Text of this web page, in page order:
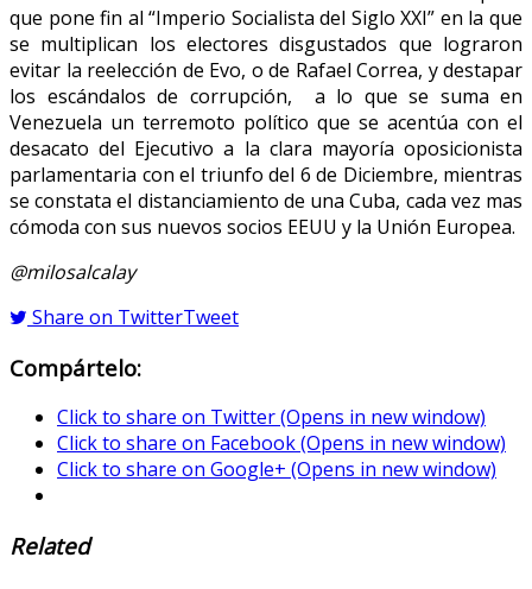
que pone fin al “Imperio Socialista del Siglo XXI” en la que
se multiplican los electores disgustados que lograron
evitar la reelección de Evo, o de Rafael Correa, y destapar
los escándalos de corrupción, a lo que se suma en
Venezuela un terremoto político que se acentúa con el
desacato del Ejecutivo a la clara mayoría oposicionista
parlamentaria con el triunfo del 6 de Diciembre, mientras
se constata el distanciamiento de una Cuba, cada vez mas
cómoda con sus nuevos socios EEUU y la Unión Europea.
@milosalcalay
Share on TwitterTweet
Compártelo:
Click to share on Twitter (Opens in new window)
Click to share on Facebook (Opens in new window)
Click to share on Google+ (Opens in new window)
Related